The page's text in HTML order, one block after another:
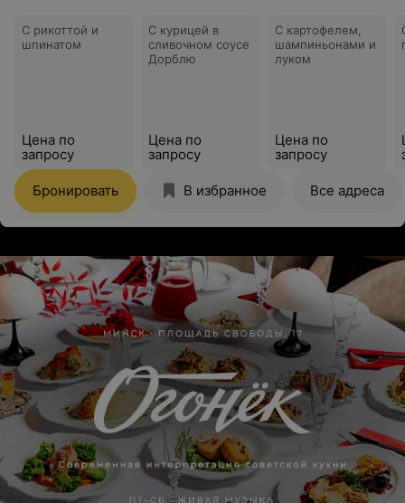
С рикоттой и
шпинатом
Цена по
запросу
С курицей в
сливочном соусе
Дорблю
Цена по
запросу
С картофелем,
шампиньонами и
луком
Цена по
запросу
Бронировать В избранное Все адреса